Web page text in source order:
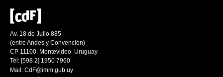
Av. 18 de Julio 885
(entre Andes y Convención)
CP 11100. Montevideo. Uruguay
Tel: [598 2] 1950 7960
Mail: CdF@imm.gub.uy